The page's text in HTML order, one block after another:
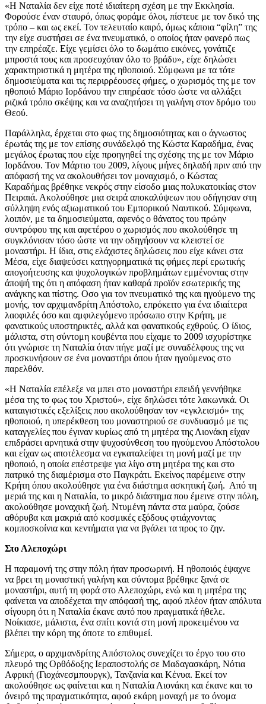
«Η Ναταλία δεν είχε ποτέ ιδιαίτερη σχέση με την Εκκλησία.
Φορούσε έναν σταυρό, όπως φοράμε όλοι, πίστευε με τον δικό της
τρόπο – και ως εκεί. Τον τελευταίο καιρό, όμως κάποια “φίλη” της
την είχε συστήσει σε ένα πνευματικό, ο οποίος ήταν φανερό πως
την επηρέαζε. Είχε γεμίσει όλο το δωμάτιο εικόνες, γονάτιζε
μπροστά τους και προσευχόταν όλο το βράδυ», είχε δηλώσει
χαρακτηριστικά η μητέρα της ηθοποιού. Σύμφωνα με τα τότε
δημοσιεύματα και τις περιρρέουσες φήμες, ο χωρισμός της με τον
ηθοποιό Μάριο Ιορδάνου την επηρέασε τόσο ώστε να αλλάξει
ριζικά τρόπο σκέψης και να αναζητήσει τη γαλήνη στον δρόμο του
Θεού.
Παράλληλα, έρχεται στο φως της δημοσιότητας και ο άγνωστος
έρωτάς της με τον επίσης συνάδελφό της Κώστα Καραδήμα, ένας
μεγάλος έρωτας που είχε προηγηθεί της σχέσης της με τον Μάριο
Ιορδάνου. Τον Μάρτιο του 2009, λίγους μήνες δηλαδή πριν από την
απόφασή της να ακολουθήσει τον μοναχισμό, ο Κώστας
Καραδήμας βρέθηκε νεκρός στην είσοδο μιας πολυκατοικίας στον
Πειραιά. Ακολούθησε μια σειρά αποκαλύψεων που οδήγησαν στη
σύλληψη ενός αξιωματικού του Εμπορικού Ναυτικού. Σύμφωνα,
λοιπόν, με τα δημοσιεύματα, αφενός ο θάνατος του πρώην
συντρόφου της και αφετέρου ο χωρισμός που ακολούθησε τη
συγκλόνισαν τόσο ώστε να την οδηγήσουν να κλειστεί σε
μοναστήρι. Η ίδια, στις ελάχιστες δηλώσεις που είχε κάνει στα
Μέσα, είχε διαψεύσει κατηγορηματικά τις φήμες περί ερωτικής
απογοήτευσης και ψυχολογικών προβλημάτων εμμένοντας στην
άποψή της ότι η απόφαση ήταν καθαρά προϊόν εσωτερικής της
ανάγκης και πίστης. Οσο για τον πνευματικό της και ηγούμενο της
μονής, τον αρχιμανδρίτη Απόστολο, επρόκειτο για ένα ιδιαίτερα
λαοφιλές όσο και αμφιλεγόμενο πρόσωπο στην Κρήτη, με
φανατικούς υποστηρικτές, αλλά και φανατικούς εχθρούς. Ο ίδιος,
μάλιστα, στη σύντομη κουβέντα που είχαμε το 2009 ισχυρίστηκε
ότι γνώρισε τη Ναταλία όταν πήγε μαζί με συναδέλφους της να
προσκυνήσουν σε ένα μοναστήρι όπου ήταν ηγούμενος στο
παρελθόν.
«Η Ναταλία επέλεξε να μπει στο μοναστήρι επειδή γεννήθηκε
μέσα της το φως του Χριστού», είχε δηλώσει τότε λακωνικά. Οι
καταιγιστικές εξελίξεις που ακολούθησαν τον «εγκλεισμό» της
ηθοποιού, η υπερέκθεση του μοναστηριού σε συνδυασμό με τις
καταγγελίες που έγιναν κυρίως από τη μητέρα της Λιονάκη είχαν
επιδράσει αρνητικά στην ψυχοσύνθεση του ηγούμενου Απόστολου
και είχαν ως αποτέλεσμα να εγκαταλείψει τη μονή μαζί με την
ηθοποιό, η οποία επέστρεψε για λίγο στη μητέρα της και στο
πατρικό της διαμέρισμα στο Παγκράτι. Εκείνος παρέμεινε στην
Κρήτη όπου ακολούθησε για ένα διάστημα ασκητική ζωή. Από τη
μεριά της και η Ναταλία, το μικρό διάστημα που έμεινε στην πόλη,
ακολούθησε μοναχική ζωή. Ντυμένη πάντα στα μαύρα, ζούσε
αθόρυβα και μακριά από κοσμικές εξόδους φτιάχνοντας
κομποσκοίνια και κεντήματα για να βγάλει τα προς το ζην.
Στο Αλεποχώρι
Η παραμονή της στην πόλη ήταν προσωρινή. Η ηθοποιός έψαχνε
να βρει τη μοναστική γαλήνη και σύντομα βρέθηκε ξανά σε
μοναστήρι, αυτή τη φορά στο Αλεποχώρι, ενώ και η μητέρα της
φαίνεται να αποδέχεται την απόφασή της, αφού πλέον ήταν απόλυτα
σίγουρη ότι η Ναταλία έκανε αυτό που πραγματικά ήθελε.
Νοίκιασε, μάλιστα, ένα σπίτι κοντά στη μονή προκειμένου να
βλέπει την κόρη της όποτε το επιθυμεί.
Σήμερα, ο αρχιμανδρίτης Απόστολος συνεχίζει το έργο του στο
πλευρό της Ορθόδοξης Ιεραποστολής σε Μαδαγασκάρη, Νότια
Αφρική (Γιοχάνεσμπουργκ), Τανζανία και Κένυα. Εκεί τον
ακολούθησε ως φαίνεται και η Ναταλία Λιονάκη και έκανε και το
όνειρό της πραγματικότητα, αφού εκάρη μοναχή με το όνομα